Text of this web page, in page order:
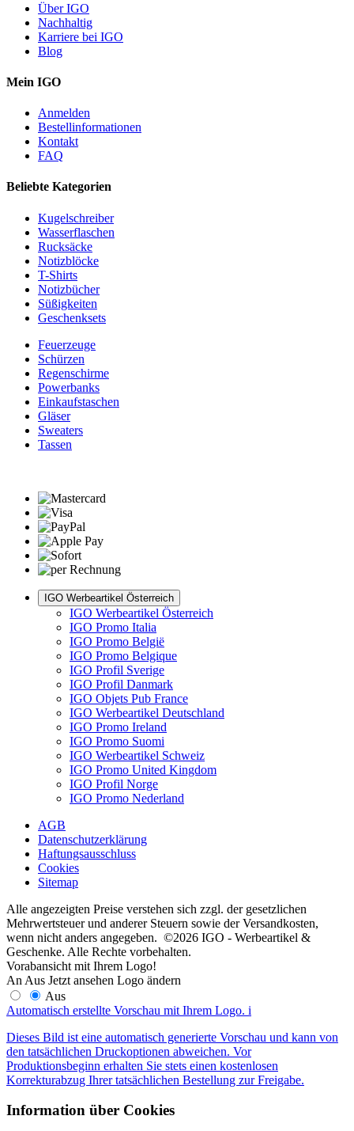
Über IGO
Nachhaltig
Karriere bei IGO
Blog
Mein IGO
Anmelden
Bestellinformationen
Kontakt
FAQ
Beliebte Kategorien
Kugelschreiber
Wasserflaschen
Rucksäcke
Notizblöcke
T-Shirts
Notizbücher
Süßigkeiten
Geschenksets
Feuerzeuge
Schürzen
Regenschirme
Powerbanks
Einkaufstaschen
Gläser
Sweaters
Tassen
IGO Werbeartikel Österreich
IGO Werbeartikel Österreich
IGO Promo Italia
IGO Promo België
IGO Promo Belgique
IGO Profil Sverige
IGO Profil Danmark
IGO Objets Pub France
IGO Werbeartikel Deutschland
IGO Promo Ireland
IGO Promo Suomi
IGO Werbeartikel Schweiz
IGO Promo United Kingdom
IGO Profil Norge
IGO Promo Nederland
AGB
Datenschutzerklärung
Haftungsausschluss
Cookies
Sitemap
Alle angezeigten Preise verstehen sich zzgl. der gesetzlichen
Mehrwertsteuer und anderer Steuern sowie der Versandkosten,
wenn nicht anders angegeben. ©2026 IGO - Werbeartikel &
Geschenke. Alle Rechte vorbehalten.
Vorabansicht mit Ihrem Logo!
An Aus Jetzt ansehen Logo ändern
Aus
Automatisch erstellte Vorschau mit Ihrem Logo. i
Dieses Bild ist eine automatisch generierte Vorschau und kann von
den tatsächlichen Druckoptionen abweichen. Vor
Produktionsbeginn erhalten Sie stets einen kostenlosen
Korrekturabzug Ihrer tatsächlichen Bestellung zur Freigabe.
Information über Cookies